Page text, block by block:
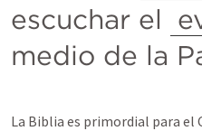
escuchar el
medio de la
La Biblia es primordial para